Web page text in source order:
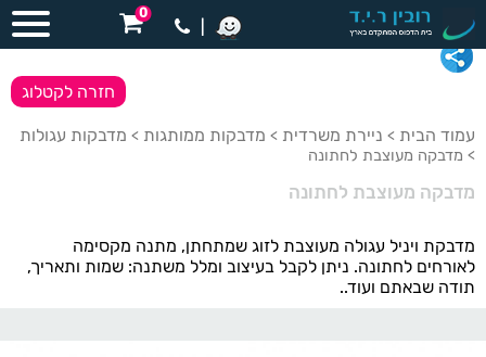
0
עמוד הבית > ניירת משרדית > מדבקות ממותגות > מדבקות עגולות
> מדבקה מעוצבת לחתונה
מדבקה מעוצבת לחתונה
חזרה לקטלוג
מדבקת ויניל עגולה מעוצבת לזוג שמתחתן, מתנה מקסימה
לאורחים לחתונה. ניתן לקבל בעיצוב ומלל משתנה: שמות ותאריך,
תודה שבאתם ועוד..